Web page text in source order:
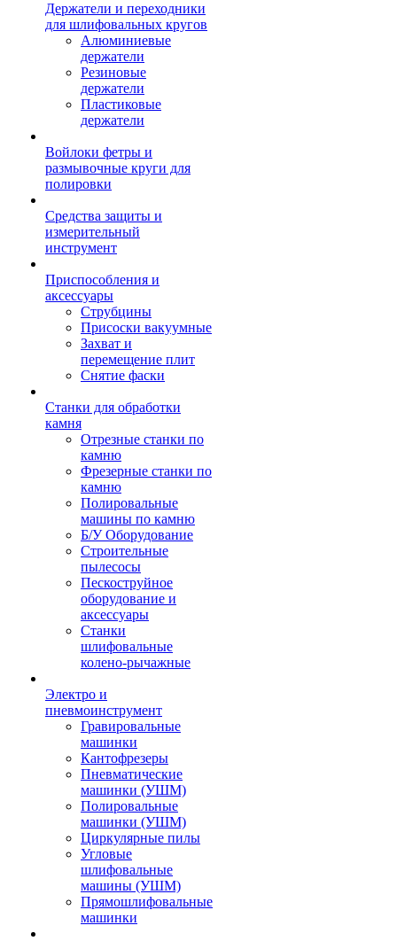
Держатели и переходники
для шлифовальных кругов
Алюминиевые
держатели
Резиновые
держатели
Пластиковые
держатели
Войлоки фетры и
размывочные круги для
полировки
Средства защиты и
измерительный
инструмент
Приспособления и
аксессуары
Струбцины
Присоски вакуумные
Захват и
перемещение плит
Снятие фаски
Станки для обработки
камня
Отрезные станки по
камню
Фрезерные станки по
камню
Полировальные
машины по камню
Б/У Оборудование
Строительные
пылесосы
Пескоструйное
оборудование и
аксессуары
Станки
шлифовальные
колено-рычажные
Электро и
пневмоинструмент
Гравировальные
машинки
Кантофрезеры
Пневматические
машинки (УШМ)
Полировальные
машинки (УШМ)
Циркулярные пилы
Угловые
шлифовальные
машины (УШМ)
Прямошлифовальные
машинки